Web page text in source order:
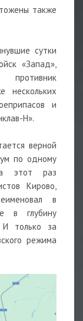
также
сутки
«Запад»,
противник
нескольких
и
Н».
верной
по одному
этот раз
Кирово,
в
в глубину
И только за
режима